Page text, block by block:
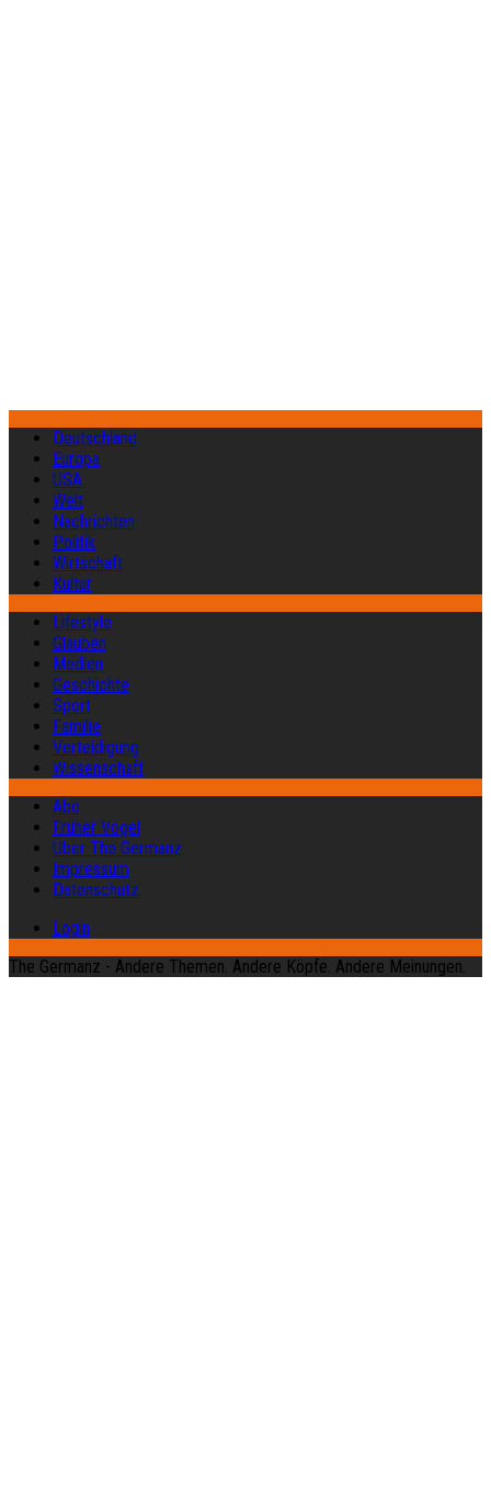
Deutschland
Europa
USA
Welt
Nachrichten
Politik
Wirtschaft
Kultur
Lifestyle
Glauben
Medien
Geschichte
Sport
Familie
Verteidigung
Wissenschaft
Abo
Früher Vogel
Über The Germanz
Impressum
Datenschutz
Login
The Germanz - Andere Themen. Andere Köpfe. Andere Meinungen.